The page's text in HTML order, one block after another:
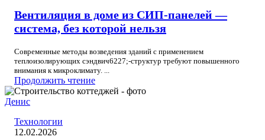
Вентиляция в доме из СИП-панелей —
система, без которой нельзя
Современные методы возведения зданий с применением
теплоизолирующих сэндвич6227;-структур требуют повышенного
внимания к микроклимату. ...
Продолжить чтение
Денис
Технологии
12.02.2026